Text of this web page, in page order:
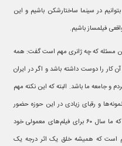
در سینما ساختارشکن باشیم و این
فیلمساز باشیم.
مسئله که چه ژانری مهم است گفت: همه
کار را دوست داشته باشد و اگر در ایران
و جامعه ما باشد. البته که این نکته مهم
و رقبای زیادی در این حوزه حضور
دارند و یک کارگردان برای رسیدن به آن «آفرین» که ما سال ۶۰ برای فیلم‌های معمولی خود
است که همیشه خلق یک اثر درجه یک